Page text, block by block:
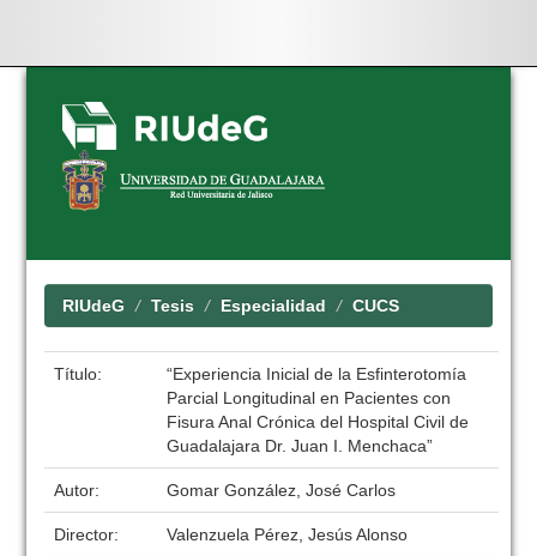
Skip
navigation
RIUdeG Tesis Especialidad CUCS
Título:
“Experiencia Inicial de la Esfinterotomía
Parcial Longitudinal en Pacientes con
Fisura Anal Crónica del Hospital Civil de
Guadalajara Dr. Juan I. Menchaca”
Autor: Gomar González, José Carlos
Director: Valenzuela Pérez, Jesús Alonso